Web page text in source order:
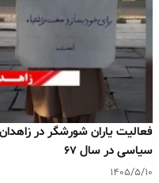
فعالیت یاران شورشگر در
سیاسی در سال ۶۷
۱۴۰۵/۵/۱۰